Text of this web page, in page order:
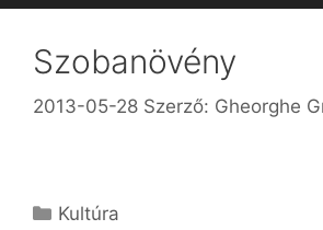
Szobanövény
2013-05-28 Szerző: Gheorghe
Kategória
Kultúra